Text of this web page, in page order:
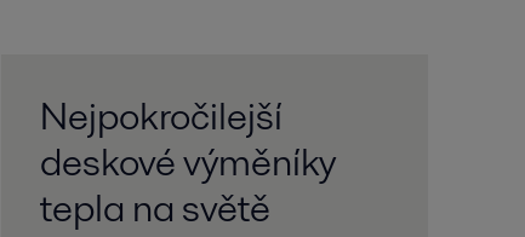
Nejpokročilejší
deskové výměníky
tepla na světě